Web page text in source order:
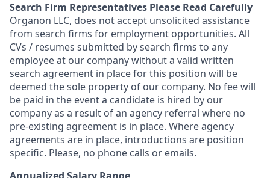
Search Firm Representatives Please Read Carefully
Organon LLC, does not accept unsolicited assistance
from search firms for employment opportunities. All
CVs / resumes submitted by search firms to any
employee at our company without a valid written
search agreement in place for this position will be
deemed the sole property of our company. No fee will
be paid in the event a candidate is hired by our
company as a result of an agency referral where no
pre-existing agreement is in place. Where agency
agreements are in place, introductions are position
specific. Please, no phone calls or emails.